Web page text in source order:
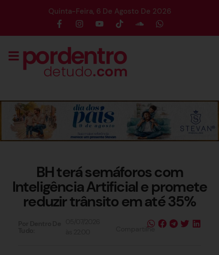
Quinta-Feira, 6 De Agosto De 2026
BH terá semáforos com
Inteligência Artificial e promete
reduzir trânsito em até 35%
Compartilhe